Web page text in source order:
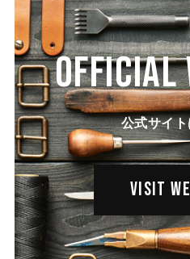
OFFICIAL
公式サイ
VISIT